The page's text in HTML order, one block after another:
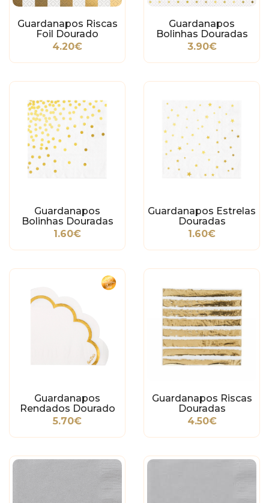
Guardanapos Riscas
Foil Dourado
4.20€
Guardanapos
Bolinhas Douradas
3.90€
Guardanapos
Bolinhas Douradas
1.60€
Guardanapos Estrelas
Douradas
1.60€
Guardanapos
Rendados Dourado
5.70€
Guardanapos Riscas
Douradas
4.50€